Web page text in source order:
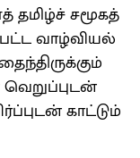
சமூகத்​
வாழ்​வியல்
காட்​டும்